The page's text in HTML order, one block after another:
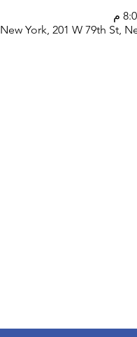
New York, 201 W 79th St,